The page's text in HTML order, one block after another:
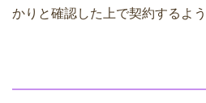
かりと確認した上で契約するよ